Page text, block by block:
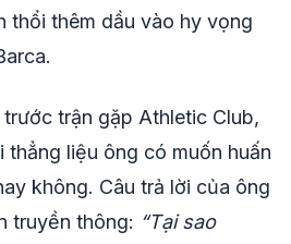
thổi thêm dầu vào hy vọng
trận gặp Athletic Club,
thẳng liệu ông có muốn huấn
không. Câu trả lời của ông
truyền thông: “Tại sao